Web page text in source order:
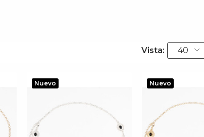
Vista: 40
Nuevo Nuevo